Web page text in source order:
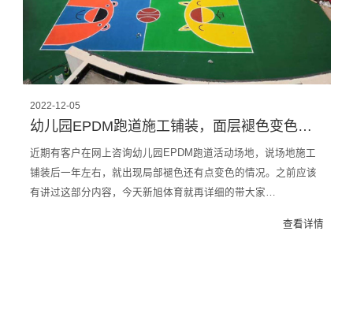
2022-12-05
幼儿园EPDM跑道施工铺装，面层褪色变色问题，厂家这样做可避免！
近期有客户在网上咨询幼儿园EPDM跑道活动场地，说场地施工
铺装后一年左右，就出现局部褪色还有点变色的情况。之前应该
有讲过这部分内容，今天新旭体育就再详细的带大家…
查看详情